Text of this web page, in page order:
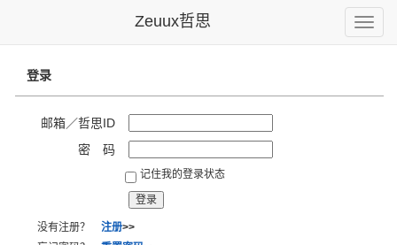
Toggle
Zeuux哲思
登录
邮箱／哲思ID
密 码
记住我的登录状态
没有注册？ 注册>>